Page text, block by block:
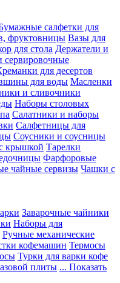
салфетки для
фруктовницы Вазы для
для стола Держатели и
сервировочные
для десертов
для воды Масленки
и сливочники
Наборы столовых
Салатники и наборы
Салфетницы для
Соусники и соусницы
крышкой Тарелки
Фарфоровые
чайные сервизы Чашки с
Заварочные чайники
Наборы для
Ручные механические
кофемашин Термосы
Турки для варки кофе
плиты ... Показать